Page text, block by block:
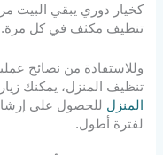
كخيار دوري يبقي البيت
تنظيف مكثف في كل مرة.
وللاستفادة من نصائح
تنظيف المنزل، يمكنك
المنزل للحصول على
لفترة أطول.